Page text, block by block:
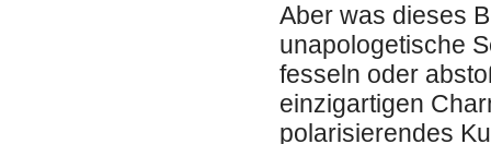
Aber was dieses
unapologetische
fesseln oder
einzigartigen
polarisierendes